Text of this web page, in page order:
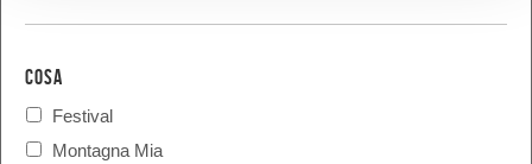
COSA
Festival
Montagna Mia